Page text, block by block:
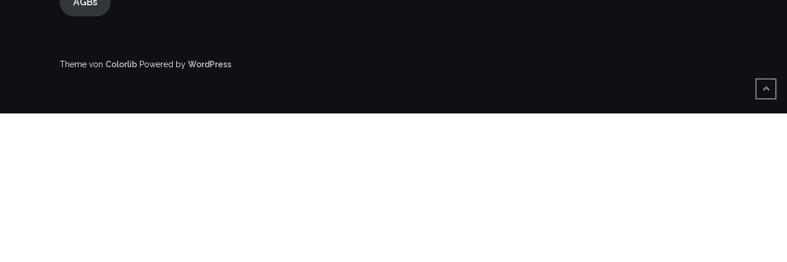
Theme von Colorlib Powered by WordPress